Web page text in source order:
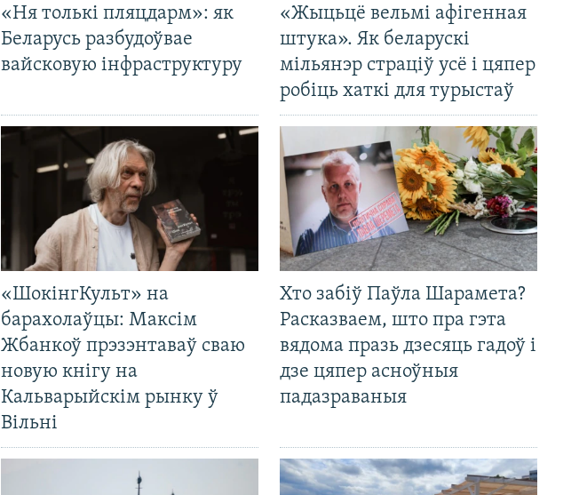
«Ня толькі пляцдарм»: як
Беларусь разбудоўвае
вайсковую інфраструктуру
«Жыцьцё вельмі афігенная
штука». Як беларускі
мільянэр страціў усё і цяпер
робіць хаткі для турыстаў
«ШокінгКульт» на
барахолаўцы: Максім
Жбанкоў прэзэнтаваў сваю
новую кнігу на
Кальварыйскім рынку ў
Вільні
Хто забіў Паўла Шарамета?
Расказваем, што пра гэта
вядома празь дзесяць гадоў і
дзе цяпер асноўныя
падазраваныя